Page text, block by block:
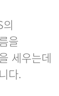
을
세우는데
다.